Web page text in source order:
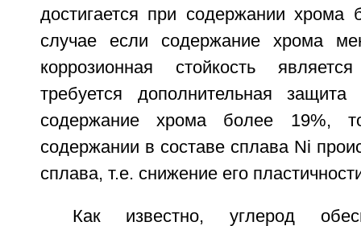
достигается при содержании
случае если содержание хрома
коррозионная стойкость
требуется дополнительная
содержание хрома более 19%,
содержании в составе сплава Ni
сплава, т.е. снижение его
Как известно, углерод